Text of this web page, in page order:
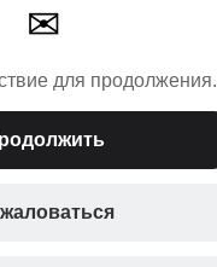
✉
для продолжения.